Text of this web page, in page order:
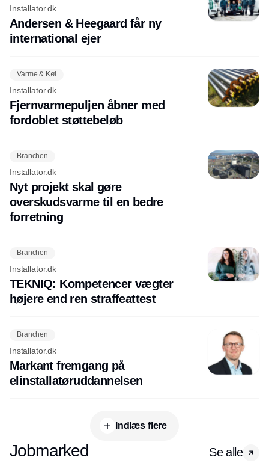
Installator.dk
Andersen & Heegaard får ny
international ejer
Varme & Køl
Installator.dk
Fjernvarmepuljen åbner med
fordoblet støttebeløb
Branchen
Installator.dk
Nyt projekt skal gøre
overskudsvarme til en bedre
forretning
Branchen
Installator.dk
TEKNIQ: Kompetencer vægter
højere end ren straffeattest
Branchen
Installator.dk
Markant fremgang på
elinstallatøruddannelsen
Indlæs flere
Jobmarked Se alle